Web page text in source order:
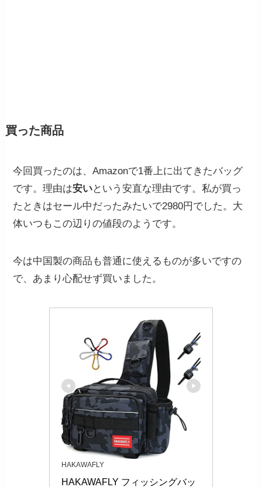
買った商品
今回買ったのは、Amazonで1番上に出てきたバッグ
です。理由は安いという安直な理由です。私が買っ
たときはセール中だったみたいで2980円でした。大
体いつもこの辺りの値段のようです。
今は中国製の商品も普通に使えるものが多いですの
で、あまり心配せず買いました。
HAKAWAFLY
HAKAWAFLY フィッシングバッ